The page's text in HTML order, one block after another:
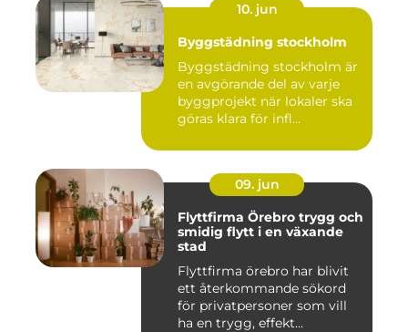
10. jun
Byggstädning stockholm
Byggstädning stockholm är
en avgörande del av varje
byggprojekt när lokaler ska
göras klara för infl...
09. jun
Flyttfirma Örebro trygg och
smidig flytt i en växande
stad
Flyttfirma örebro har blivit
ett återkommande sökord
för privatpersoner som vill
ha en trygg, effekt...